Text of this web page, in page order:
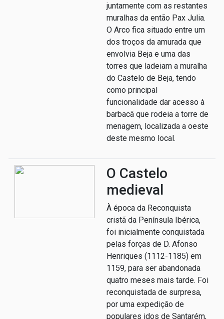
juntamente com as restantes
muralhas da então Pax Julia.
O Arco fica situado entre um
dos troços da amurada que
envolvia Beja e uma das
torres que ladeiam a muralha
do Castelo de Beja, tendo
como principal
funcionalidade dar acesso à
barbacã que rodeia a torre de
menagem, localizada a oeste
deste mesmo local.
O Castelo
medieval
À época da Reconquista
cristã da Península Ibérica,
foi inicialmente conquistada
pelas forças de D. Afonso
Henriques (1112-1185) em
1159, para ser abandonada
quatro meses mais tarde. Foi
reconquistada de surpresa,
por uma expedição de
populares idos de Santarém,